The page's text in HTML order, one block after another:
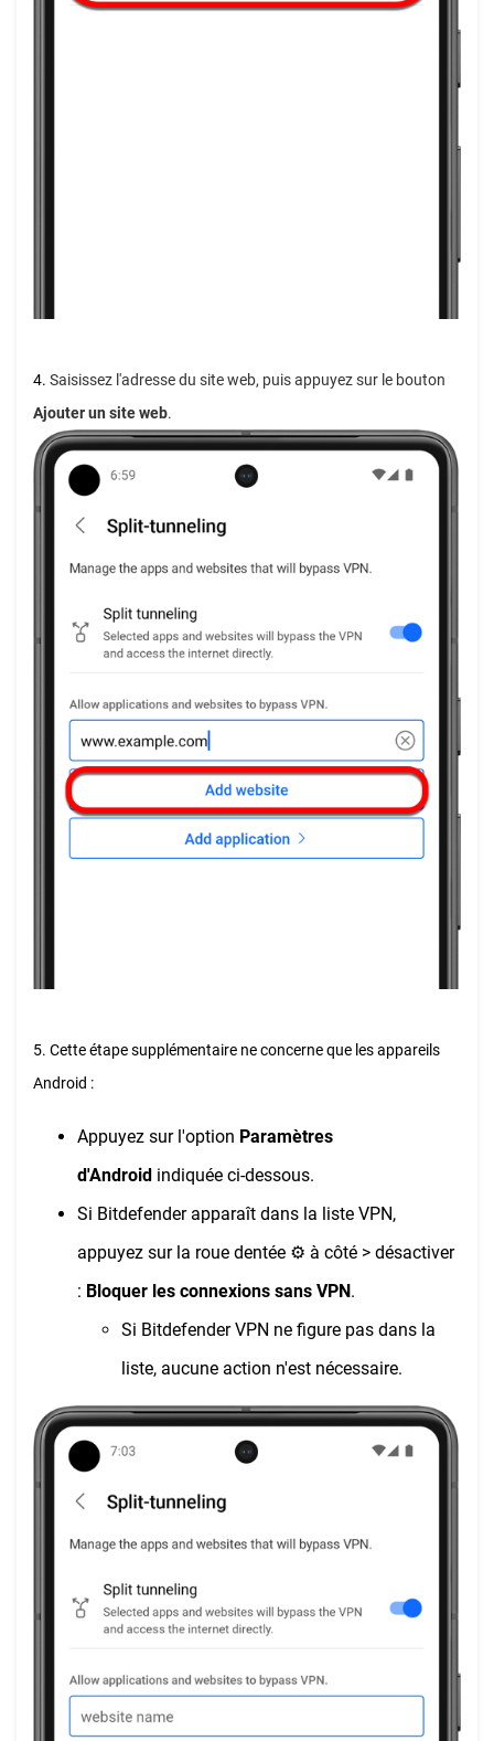
4. Saisissez l'adresse du site web, puis appuyez sur le bouton
Ajouter un site web.
5. Cette étape supplémentaire ne concerne que les appareils
Android :
Appuyez sur l'option Paramètres
d'Android indiquée ci-dessous.
Si Bitdefender apparaît dans la liste VPN,
appuyez sur la roue dentée ⚙︎ à côté > désactiver
: Bloquer les connexions sans VPN.
Si Bitdefender VPN ne figure pas dans la
liste, aucune action n'est nécessaire.